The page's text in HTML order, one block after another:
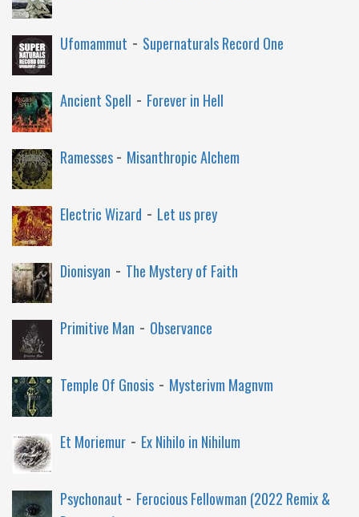
Ufomammut - Supernaturals Record One
Ancient Spell - Forever in Hell
Ramesses- Misanthropic Alchem
Electric Wizard - Let us prey
Dionisyan - The Mystery of Faith
Primitive Man - Observance
Temple Of Gnosis - Mysterivm Magnvm
Et Moriemur - Ex Nihilo in Nihilum
Psychonaut - Ferocious Fellowman (2022 Remix &